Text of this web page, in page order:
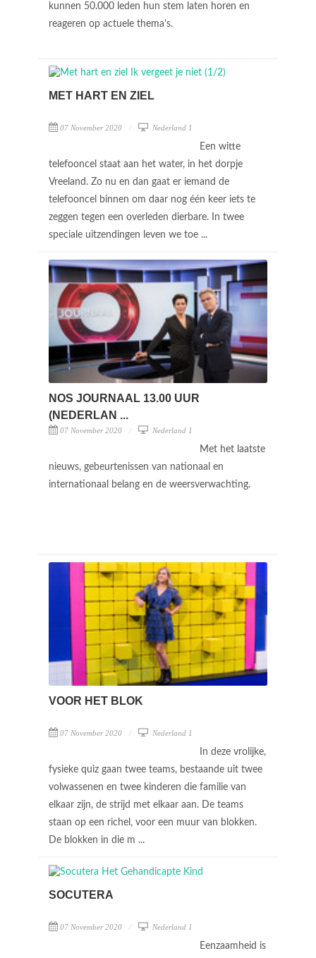
kunnen 50.000 leden hun stem laten horen en
reageren op actuele thema's.
MET HART EN ZIEL
07 November 2020 Nederland 1
Een witte
telefooncel staat aan het water, in het dorpje
Vreeland. Zo nu en dan gaat er iemand de
telefooncel binnen om daar nog één keer iets te
zeggen tegen een overleden dierbare. In twee
speciale uitzendingen leven we toe ...
NOS JOURNAAL 13.00 UUR
(NEDERLAN ...
07 November 2020 Nederland 1
Met het laatste
nieuws, gebeurtenissen van nationaal en
internationaal belang en de weersverwachting.
VOOR HET BLOK
07 November 2020 Nederland 1
In deze vrolijke,
fysieke quiz gaan twee teams, bestaande uit twee
volwassenen en twee kinderen die familie van
elkaar zijn, de strijd met elkaar aan. De teams
staan op een richel, voor een muur van blokken.
De blokken in die m ...
SOCUTERA
07 November 2020 Nederland 1
Eenzaamheid is